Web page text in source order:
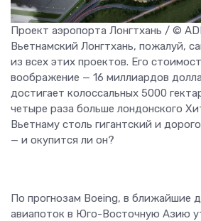
Проект аэропорта Лонгтхань / ©
Вьетнамский Лонгтхань, пожалуй,
из всех этих проектов. Его
воображение — 16 миллиардов
достигает колоссальных 5000
четыре раза больше лондонского
Вьетнаму столь гигантский и
— и окупится ли он?
По прогнозам Boeing, в ближайшие
авиапоток в Юго-Восточную Азию